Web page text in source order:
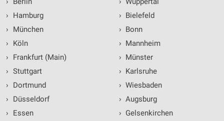
›
Hamburg
›
München
›
Köln
›
Frankfurt (Main)
› Stuttgart
›
Dortmund
›
Düsseldorf
›
Essen
› Bielefeld
› Bonn
› Mannheim
› Münster
› Karlsruhe
› Wiesbaden
› Augsburg
› Gelsenkirchen